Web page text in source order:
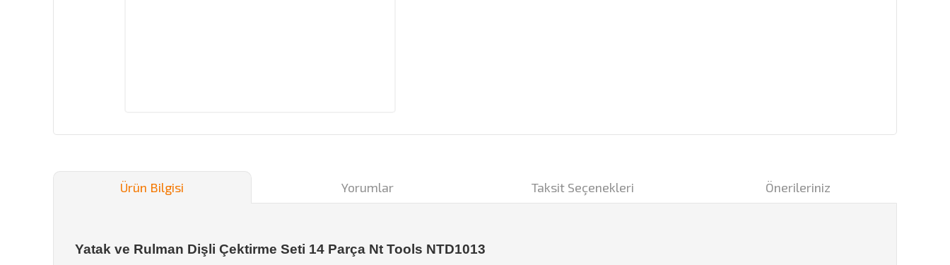
Ürün Bilgisi Yorumlar Taksit Seçenekleri Önerileriniz
Yatak ve Rulman Dişli Çektirme Seti 14 Parça Nt Tools NTD1013